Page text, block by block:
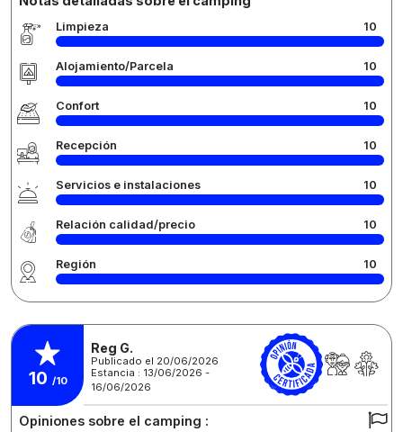
Limpieza 10
Alojamiento/Parcela 10
Confort 10
Recepción 10
Servicios e instalaciones 10
Relación calidad/precio 10
Región 10
10 /10
Reg G.
Publicado el 20/06/2026
Estancia : 13/06/2026 -
16/06/2026
Opiniones sobre el camping :